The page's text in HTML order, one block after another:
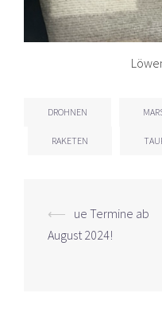
DROHNEN
RAKETEN
Beitrags-
Navigation
⟵ ue Termine ab
August 2024!